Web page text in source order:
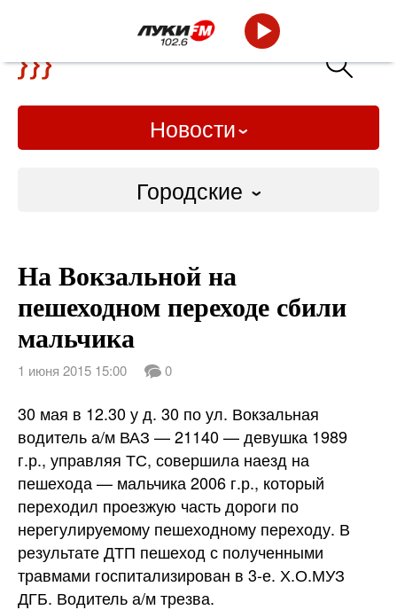
Новости
Городские
Слово Дело
Народные
ВТРК
На Вокзальной на
пешеходном переходе сбили
мальчика
1 июня 2015 15:00 0
30 мая в 12.30 у д. 30 по ул. Вокзальная
водитель а/м ВАЗ — 21140 — девушка 1989
г.р., управляя ТС, совершила наезд на
пешехода — мальчика 2006 г.р., который
переходил проезжую часть дороги по
нерегулируемому пешеходному переходу. В
результате ДТП пешеход с полученными
травмами госпитализирован в 3-е. Х.О.МУЗ
ДГБ. Водитель а/м трезва.